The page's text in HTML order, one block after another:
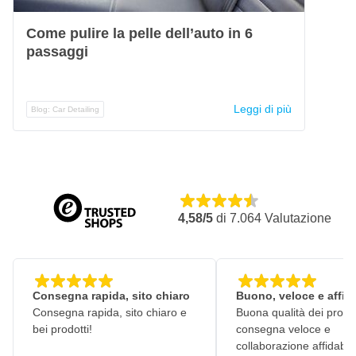
Come pulire la pelle dell’auto in 6
passaggi
Blog: Car Detailing Leggi di più
4,58/5 di 7.064 Valutazione
Consegna rapida, sito chiaro
Consegna rapida, sito chiaro e
bei prodotti!
Buono, veloce e
Buona qualità dei
consegna veloce e
collaborazione